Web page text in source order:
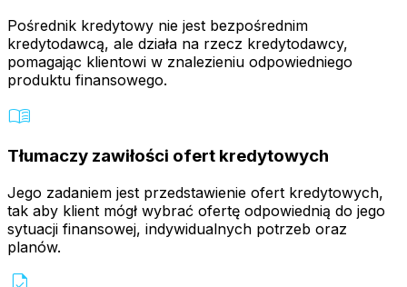
Pośrednik kredytowy nie jest bezpośrednim
kredytodawcą, ale działa na rzecz kredytodawcy,
pomagając klientowi w znalezieniu odpowiedniego
produktu finansowego.
menu_book
Tłumaczy zawiłości ofert kredytowych
Jego zadaniem jest przedstawienie ofert kredytowych,
tak aby klient mógł wybrać ofertę odpowiednią do jego
sytuacji finansowej, indywidualnych potrzeb oraz
planów.